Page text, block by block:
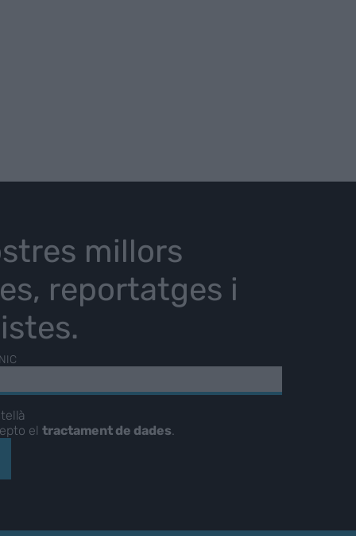
millors
reportatges i
el tractament de dades.